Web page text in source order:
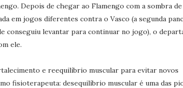
Depois de chegar ao Flamengo com a sombra
em jogos diferentes contra o Vasco (a segunda
conseguiu levantar para continuar no jogo), o
ele.
e reequilíbrio muscular para evitar novos
fisioterapeuta: desequilíbrio muscular é uma das